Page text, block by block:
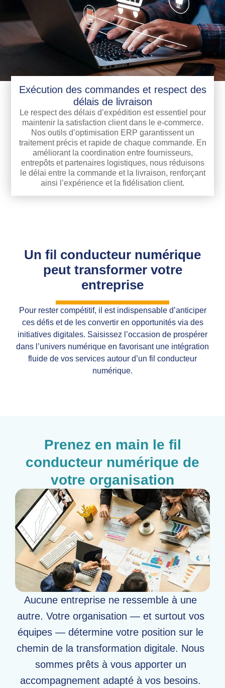
Exécution des commandes et respect des
délais de livraison
Le respect des délais d’expédition est essentiel pour
maintenir la satisfaction client dans le e-commerce.
Nos outils d’optimisation ERP garantissent un
traitement précis et rapide de chaque commande. En
améliorant la coordination entre fournisseurs,
entrepôts et partenaires logistiques, nous réduisons
le délai entre la commande et la livraison, renforçant
ainsi l’expérience et la fidélisation client.
Un fil conducteur numérique
peut transformer votre
entreprise
Pour rester compétitif, il est indispensable d’anticiper
ces défis et de les convertir en opportunités via des
initiatives digitales. Saisissez l’occasion de prospérer
dans l’univers numérique en favorisant une intégration
fluide de vos services autour d’un fil conducteur
numérique.
Prenez en main le fil
conducteur numérique de
votre organisation
Aucune entreprise ne ressemble à une
autre. Votre organisation — et surtout vos
équipes — détermine votre position sur le
chemin de la transformation digitale. Nous
sommes prêts à vous apporter un
accompagnement adapté à vos besoins.